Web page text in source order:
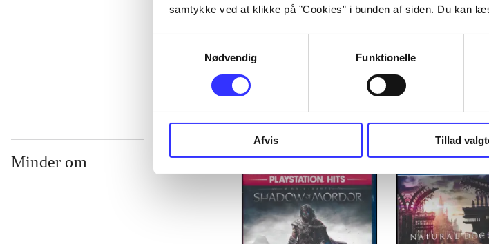
samtykke ved at klikke på ”Cookies” i bunden af siden. Du kan
Nødvendig
Funktionelle
Afvis Tillad
...
...
Minder om